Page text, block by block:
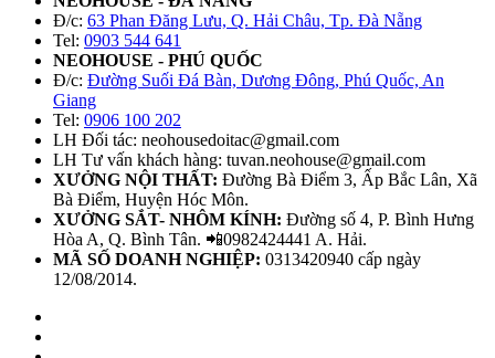
Đ/c: 63 Phan Đăng Lưu, Q. Hải Châu, Tp. Đà Nẵng
Tel: 0903 544 641
NEOHOUSE - PHÚ QUỐC
Đ/c: Đường Suối Đá Bàn, Dương Đông, Phú Quốc, An
Giang
Tel: 0906 100 202
LH Đối tác: neohousedoitac@gmail.com
LH Tư vấn khách hàng: tuvan.neohouse@gmail.com
XƯỞNG NỘI THẤT: Đường Bà Điểm 3, Ấp Bắc Lân, Xã
Bà Điểm, Huyện Hóc Môn.
XƯỞNG SẮT- NHÔM KÍNH: Đường số 4, P. Bình Hưng
Hòa A, Q. Bình Tân. 📲0982424441 A. Hải.
MÃ SỐ DOANH NGHIỆP: 0313420940 cấp ngày
12/08/2014.